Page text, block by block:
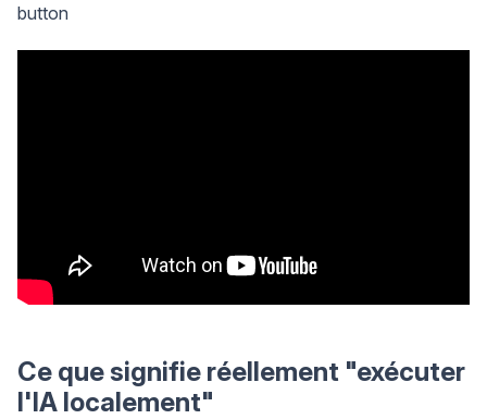
button
Ce que signifie réellement "exécuter
l'IA localement"